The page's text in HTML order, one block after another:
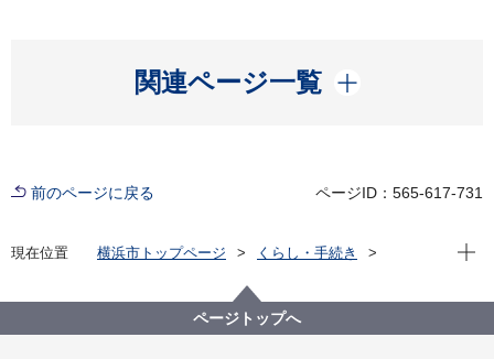
関連ページ一覧
開く
前のページに戻る ページID：565-617-731
現在位置 横浜市トップページ
くらし・手続き
横浜で農業・農体験「ふれる・親しむ」
「寺家ふるさと村」（青葉区寺家町）
現在
ページトップへ